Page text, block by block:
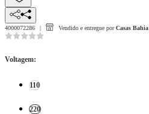
4000072286 Vendido e entregue por Casas Bahia
Voltagem:
110
220